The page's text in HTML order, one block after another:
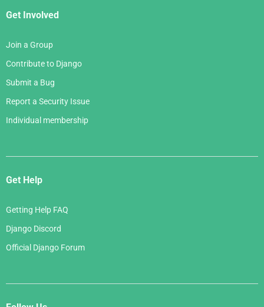
Get Involved
Join a Group
Contribute to Django
Submit a Bug
Report a Security Issue
Individual membership
Get Help
Getting Help FAQ
Django Discord
Official Django Forum